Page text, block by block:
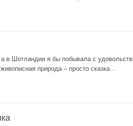
а в Шотландии я бы побывала с
природа – просто сказка…